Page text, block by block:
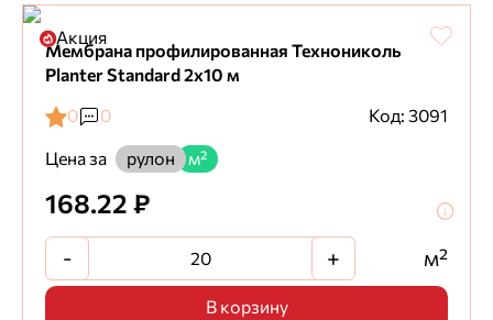
Акция
Мембрана профилированная Технониколь
Planter Standard 2х10 м
0
0
Код: 3091
Цена за
рулон м²
168.22 ₽
- + м²
В корзину